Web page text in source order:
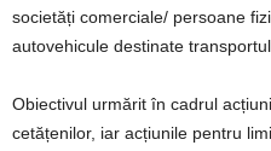
societăți comerciale/ persoane
autovehicule destinate
Obiectivul urmărit în cadrul
cetățenilor, iar acțiunile pentru